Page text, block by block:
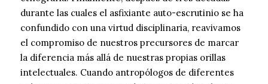
durante las cuales el asfixiante auto-escrutinio se ha
confundido con una virtud disciplinaria, reavivamos
el compromiso de nuestros precursores de marcar
la diferencia más allá de nuestras propias orillas
intelectuales. Cuando antropólogos de diferentes